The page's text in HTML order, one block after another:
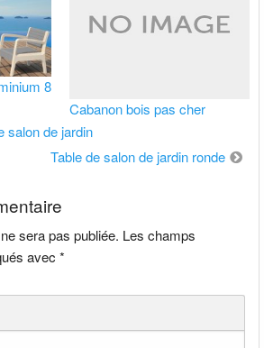
8
Cabanon bois pas cher
salon de jardin
Table de salon de jardin ronde
sera pas publiée. Les champs
avec*